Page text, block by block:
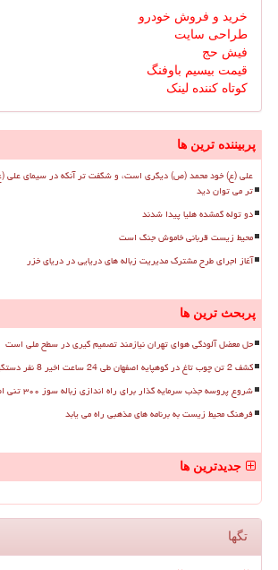
خرید و فروش خودرو
طراحی سایت
فیش حج
قیمت بیسیم باوفنگ
کوتاه کننده لینک
پربیننده ترین ها
علی (ع) خود محمد (ص) دیگری است، و شگفت تر آنکه در سیمای علی
تر می توان دید
دو توله گمشده هلیا پیدا شدند
محیط زیست قربانی خاموش جنگ است
آغاز اجرای طرح مشترک مدیریت زباله های دریایی در دریای خزر
پربحث ترین ها
حل معضل آلودگی هوای تهران نیازمند تصمیم گیری در سطح ملی است
کشف 2 تن چوب تاغ در کوهپایه اصفهان طی 24 ساعت اخیر 8 نفر دستگیر شدند
شروع پروسه جذب سرمایه گذار برای راه اندازی زباله سوز ۳۰۰ تنی اصفهان
فرهنگ محیط زیست به برنامه های مذهبی راه می یابد
جدیدترین ها
تگها